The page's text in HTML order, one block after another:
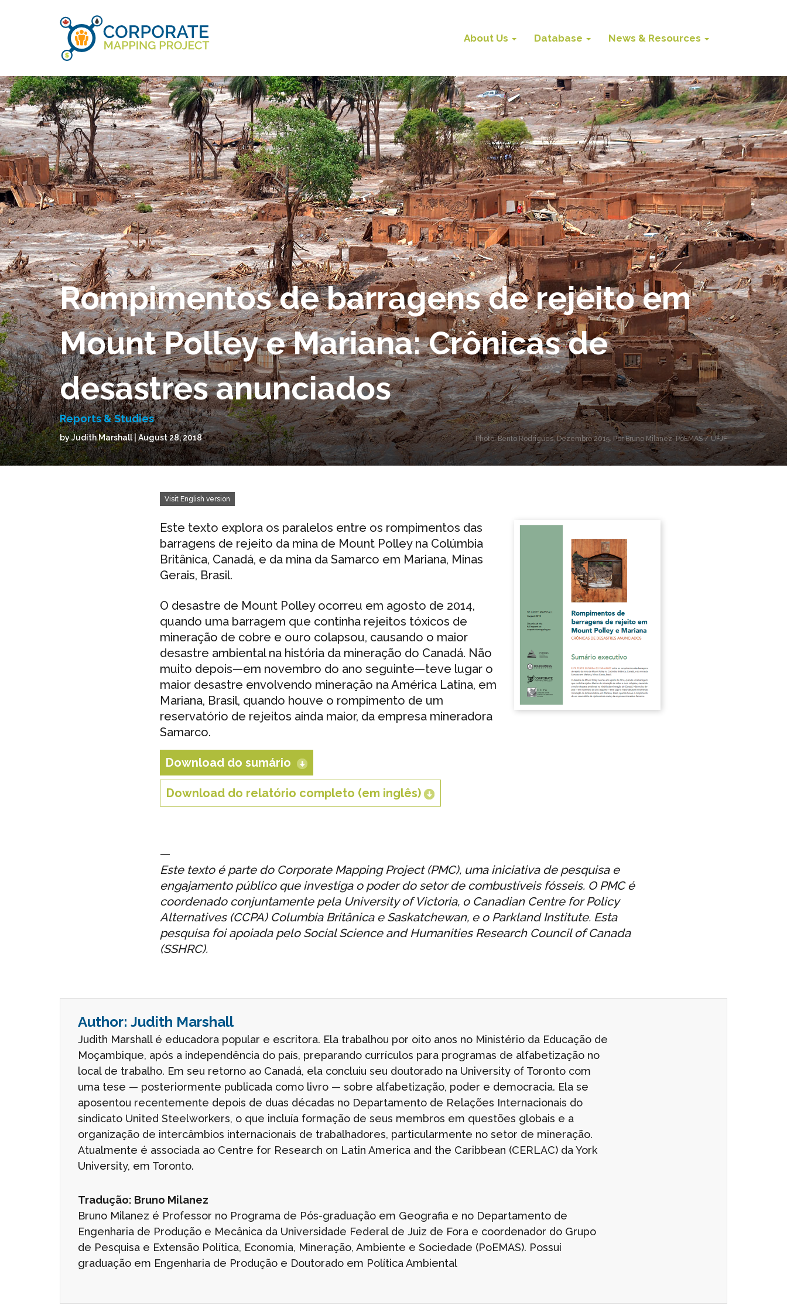
About Us Database News & Resources
Rompimentos de barragens de rejeito em
Mount Polley e Mariana: Crônicas de
desastres anunciados
Reports & Studies
by Judith Marshall | August 28, 2018 Photo: Bento Rodrigues, Dezembro 2015. Por Bruno Milanez, PoEMAS / UFJF
Visit English version
Este texto explora os paralelos entre os rompimentos das
barragens de rejeito da mina de Mount Polley na Colúmbia
Britânica, Canadá, e da mina da Samarco em Mariana, Minas
Gerais, Brasil.
O desastre de Mount Polley ocorreu em agosto de 2014,
quando uma barragem que continha rejeitos tóxicos de
mineração de cobre e ouro colapsou, causando o maior
desastre ambiental na história da mineração do Canadá. Não
muito depois—em novembro do ano seguinte—teve lugar o
maior desastre envolvendo mineração na América Latina, em
Mariana, Brasil, quando houve o rompimento de um
reservatório de rejeitos ainda maior, da empresa mineradora
Samarco.
Download do sumário
Download do relatório completo (em inglês)
—
Este texto é parte do Corporate Mapping Project (PMC), uma iniciativa de pesquisa e
engajamento público que investiga o poder do setor de combustíveis fósseis. O PMC é
coordenado conjuntamente pela University of Victoria, o Canadian Centre for Policy
Alternatives (CCPA) Columbia Britânica e Saskatchewan, e o Parkland Institute. Esta
pesquisa foi apoiada pelo Social Science and Humanities Research Council of Canada
(SSHRC).
Author: Judith Marshall
Judith Marshall é educadora popular e escritora. Ela trabalhou por oito anos no Ministério da Educação de
Moçambique, após a independência do país, preparando currículos para programas de alfabetização no
local de trabalho. Em seu retorno ao Canadá, ela concluiu seu doutorado na University of Toronto com
uma tese — posteriormente publicada como livro — sobre alfabetização, poder e democracia. Ela se
aposentou recentemente depois de duas décadas no Departamento de Relações Internacionais do
sindicato United Steelworkers, o que incluía formação de seus membros em questões globais e a
organização de intercâmbios internacionais de trabalhadores, particularmente no setor de mineração.
Atualmente é associada ao Centre for Research on Latin America and the Caribbean (CERLAC) da York
University, em Toronto.
Tradução: Bruno Milanez
Bruno Milanez é Professor no Programa de Pós-graduação em Geografia e no Departamento de
Engenharia de Produção e Mecânica da Universidade Federal de Juiz de Fora e coordenador do Grupo
de Pesquisa e Extensão Política, Economia, Mineração, Ambiente e Sociedade (PoEMAS). Possui
graduação em Engenharia de Produção e Doutorado em Política Ambiental